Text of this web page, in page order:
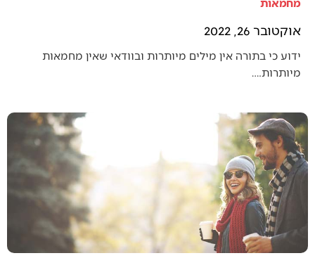
אוקטובר 26, 2022
ידוע כי בתורה אין מילים מיותרות ובוודאי שאין מחמאות
מיותרות.…